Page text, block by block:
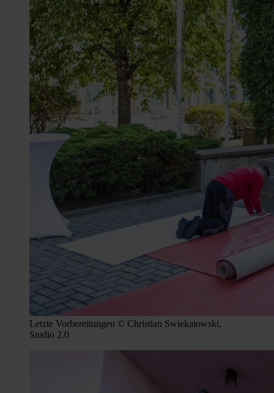
Letzte Vorbereitungen © Christian Swiekatowski,
Studio 2.0